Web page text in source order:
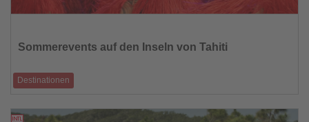
die
Nachrichten
Sommerevents auf den Inseln von Tahiti
Destinationen
außergewöhnliche Auswahl an Vera19.05.2026